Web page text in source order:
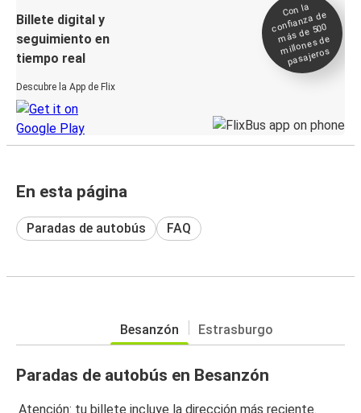
Billete digital y
seguimiento en
tiempo real
Descubre la App de Flix
Con la
confianza de
más de 500
millones de
pasajeros
En esta página
Paradas de autobús FAQ
Besanzón Estrasburgo
Paradas de autobús en Besanzón
Atención: tu billete incluye la dirección más reciente.